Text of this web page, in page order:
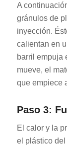
A
gránulos de
inyección.
calientan en
barril empuja
mueve, el
que empiece
Paso 3:
El calor y la
el plástico